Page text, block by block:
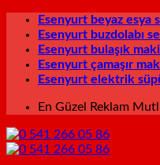
İçeriğeEsenyurt beyaz esya
Esenyurt buzdolabı
Esenyurt bulaşık
Esenyurt çamaşır
Esenyurt elektrik
En Güzel Reklam